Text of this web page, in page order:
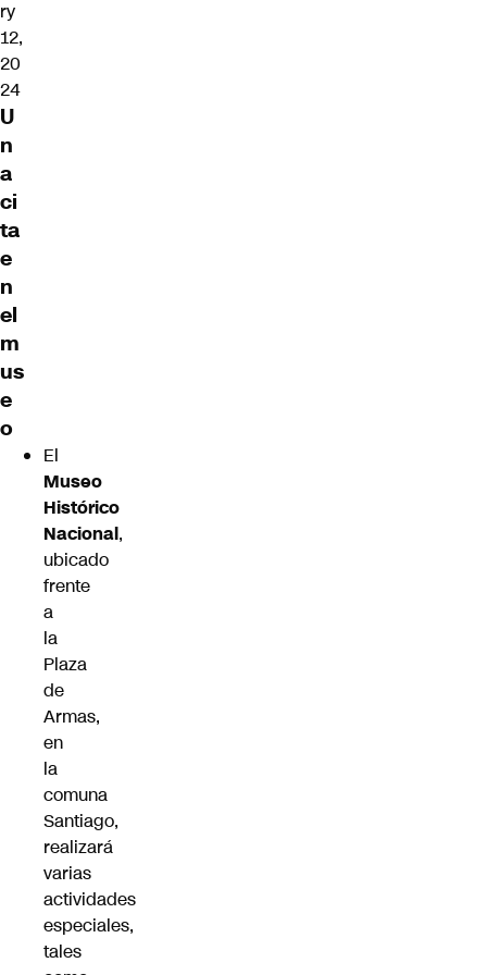
ry
12,
20
24
U
n
a
ci
ta
e
n
el
m
us
e
o
El
Museo
Histórico
Nacional,
ubicado
frente
a
la
Plaza
de
Armas,
en
la
comuna
Santiago,
realizará
varias
actividades
especiales,
tales